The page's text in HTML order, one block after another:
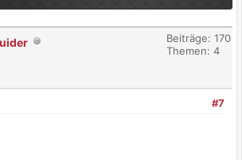
Beiträge: 170
Themen: 4
#7